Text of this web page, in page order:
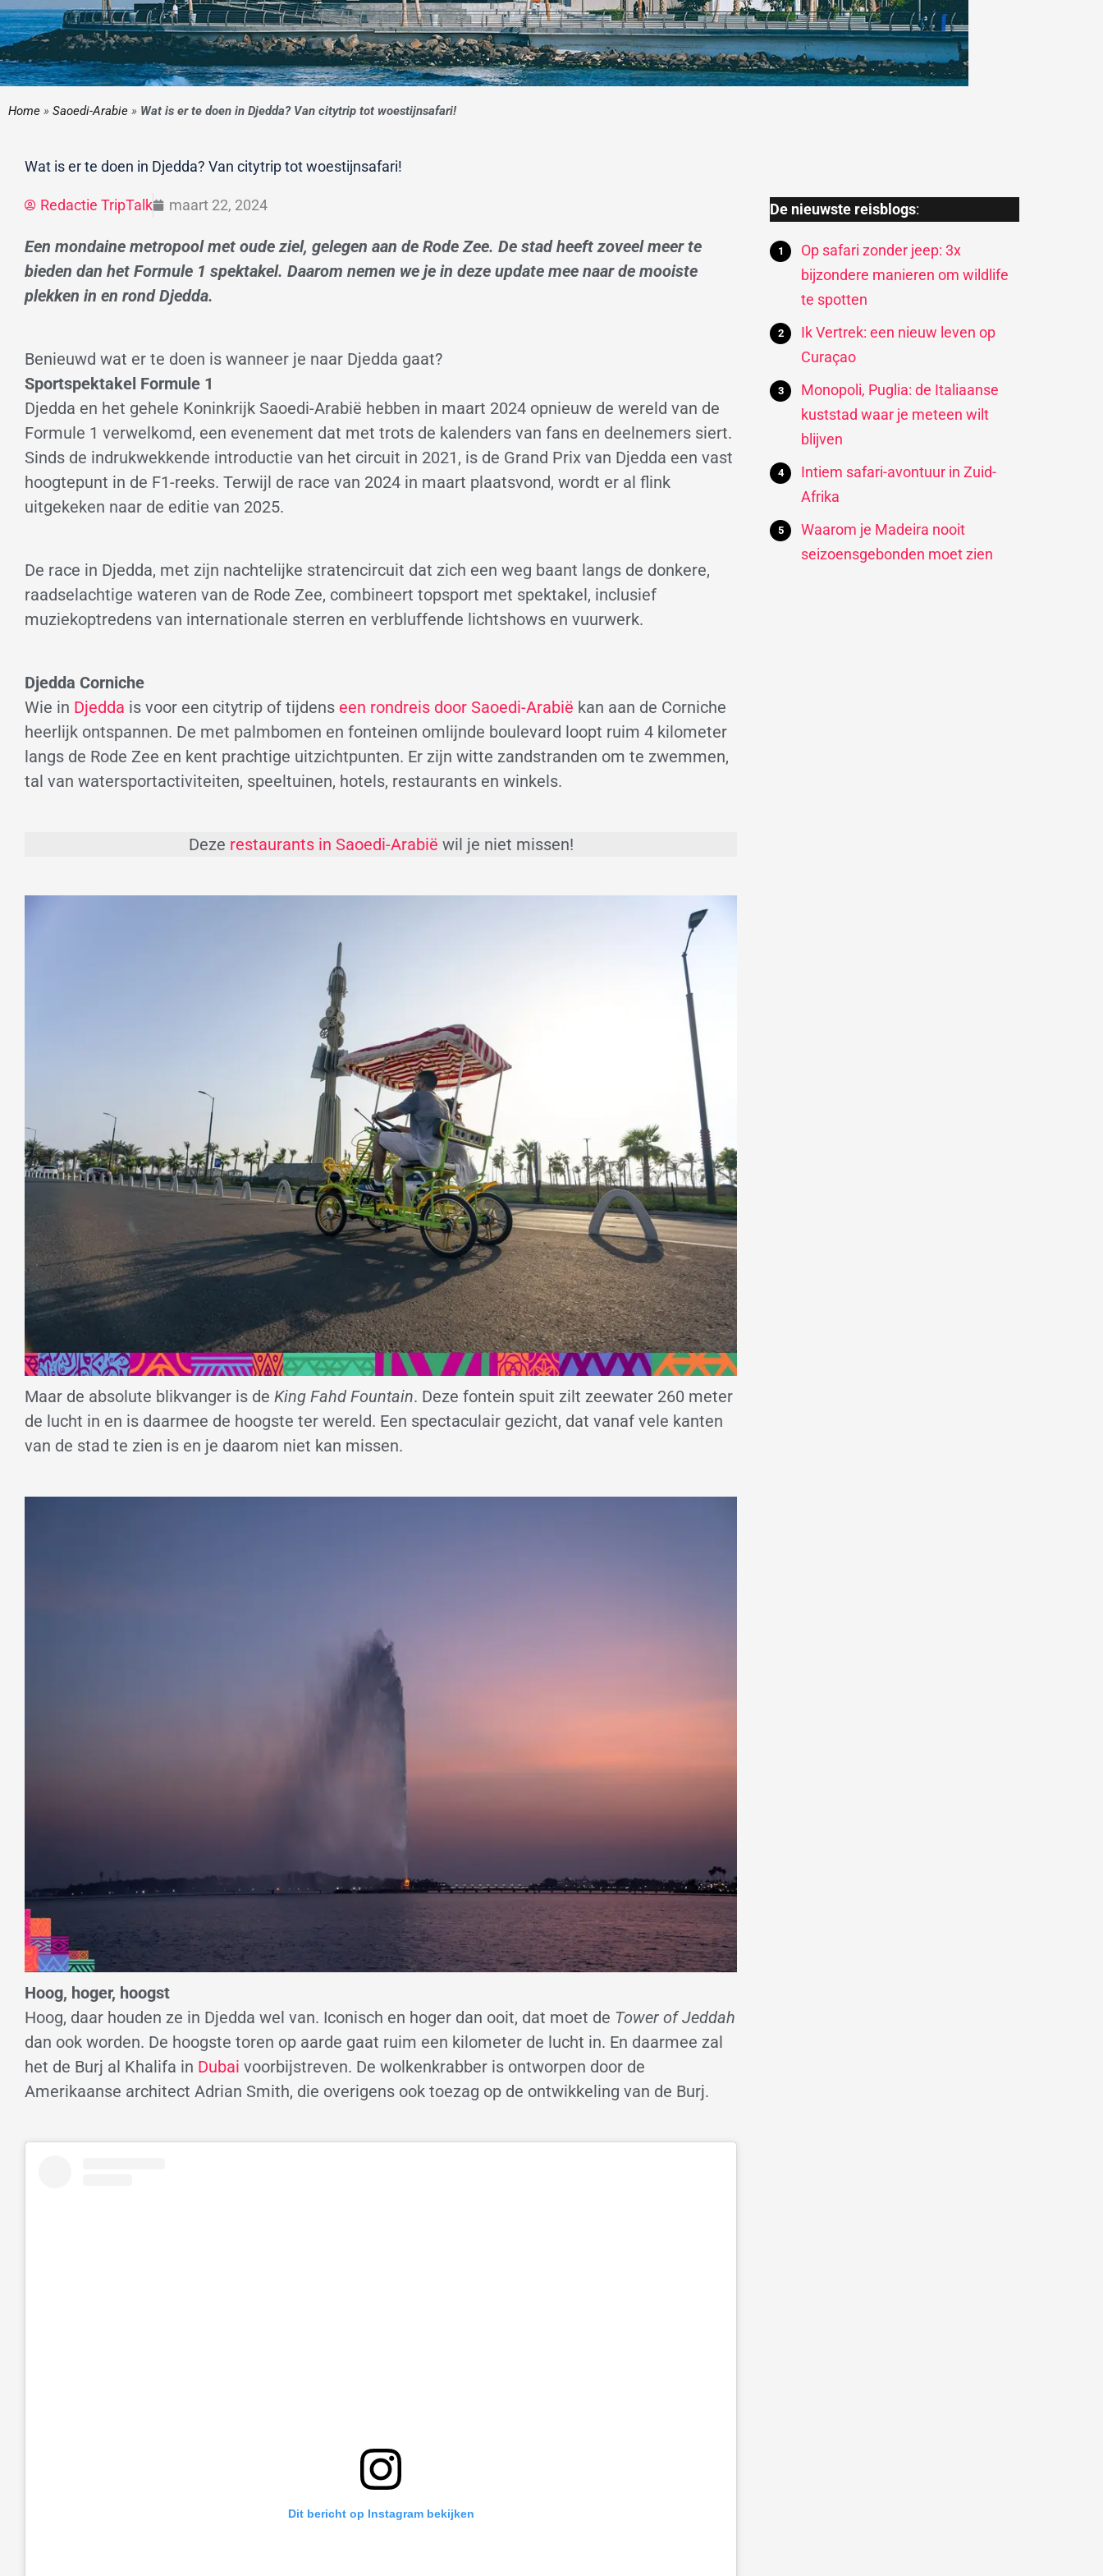
Home » Saoedi-Arabie » Wat is er te doen in Djedda? Van citytrip tot woestijnsafari!
Wat is er te doen in Djedda? Van citytrip tot woestijnsafari!
Redactie TripTalk maart 22, 2024
Een mondaine metropool met oude ziel, gelegen aan de Rode Zee. De stad heeft zoveel meer te
bieden dan het Formule 1 spektakel. Daarom nemen we je in deze update mee naar de mooiste
plekken in en rond Djedda.
Benieuwd wat er te doen is wanneer je naar Djedda gaat?
Sportspektakel Formule 1
Djedda en het gehele Koninkrijk Saoedi-Arabië hebben in maart 2024 opnieuw de wereld van de
Formule 1 verwelkomd, een evenement dat met trots de kalenders van fans en deelnemers siert.
Sinds de indrukwekkende introductie van het circuit in 2021, is de Grand Prix van Djedda een vast
hoogtepunt in de F1-reeks. Terwijl de race van 2024 in maart plaatsvond, wordt er al flink
uitgekeken naar de editie van 2025.
De race in Djedda, met zijn nachtelijke stratencircuit dat zich een weg baant langs de donkere,
raadselachtige wateren van de Rode Zee, combineert topsport met spektakel, inclusief
muziekoptredens van internationale sterren en verbluffende lichtshows en vuurwerk.
Djedda Corniche
Wie in Djedda is voor een citytrip of tijdens een rondreis door Saoedi-Arabië kan aan de Corniche
heerlijk ontspannen. De met palmbomen en fonteinen omlijnde boulevard loopt ruim 4 kilometer
langs de Rode Zee en kent prachtige uitzichtpunten. Er zijn witte zandstranden om te zwemmen,
tal van watersportactiviteiten, speeltuinen, hotels, restaurants en winkels.
Deze restaurants in Saoedi-Arabië wil je niet missen!
Maar de absolute blikvanger is de King Fahd Fountain. Deze fontein spuit zilt zeewater 260 meter
de lucht in en is daarmee de hoogste ter wereld. Een spectaculair gezicht, dat vanaf vele kanten
van de stad te zien is en je daarom niet kan missen.
Hoog, hoger, hoogst
Hoog, daar houden ze in Djedda wel van. Iconisch en hoger dan ooit, dat moet de Tower of Jeddah
dan ook worden. De hoogste toren op aarde gaat ruim een kilometer de lucht in. En daarmee zal
het de Burj al Khalifa in Dubai voorbijstreven. De wolkenkrabber is ontworpen door de
Amerikaanse architect Adrian Smith, die overigens ook toezag op de ontwikkeling van de Burj.
Dit bericht op Instagram bekijken
De nieuwste reisblogs:
Op safari zonder jeep: 3x
bijzondere manieren om wildlife
te spotten
Ik Vertrek: een nieuw leven op
Curaçao
Monopoli, Puglia: de Italiaanse
kuststad waar je meteen wilt
blijven
Intiem safari-avontuur in Zuid-
Afrika
Waarom je Madeira nooit
seizoensgebonden moet zien